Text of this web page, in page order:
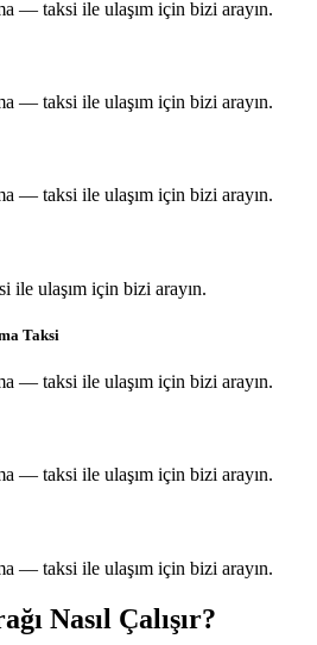
— taksi ile ulaşım için bizi arayın.
— taksi ile ulaşım için bizi arayın.
— taksi ile ulaşım için bizi arayın.
ulaşım için bizi arayın.
Taksi
— taksi ile ulaşım için bizi arayın.
— taksi ile ulaşım için bizi arayın.
— taksi ile ulaşım için bizi arayın.
Nasıl Çalışır?